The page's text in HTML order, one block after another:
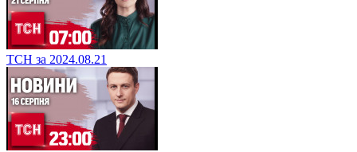
ТСН за 2024.08.21